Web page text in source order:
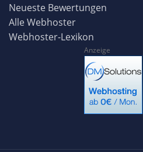
Neueste Bewertungen
Alle Webhoster
Webhoster-Lexikon
Anzeige